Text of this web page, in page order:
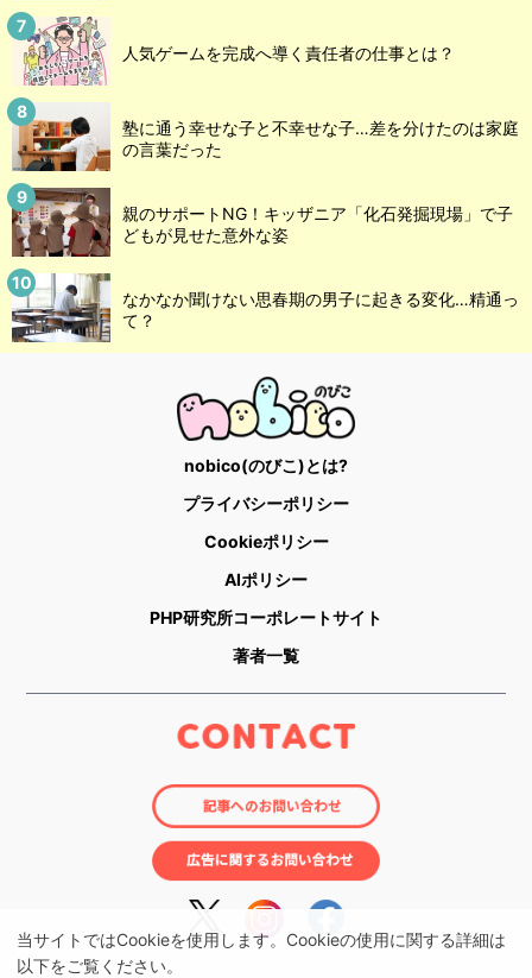
当サイトではCookieを使用します。Cookieの使用に関する詳細は
以下をご覧ください。
人気ゲームを完成へ導く責任者の仕事とは？
塾に通う幸せな子と不幸せな子…差を分けたのは家庭
の言葉だった
親のサポートNG！キッザニア「化石発掘現場」で子
どもが見せた意外な姿
なかなか聞けない思春期の男子に起きる変化…精通っ
て？
nobico(のびこ)とは?
プライバシーポリシー
Cookieポリシー
AIポリシー
PHP研究所コーポレートサイト
著者一覧